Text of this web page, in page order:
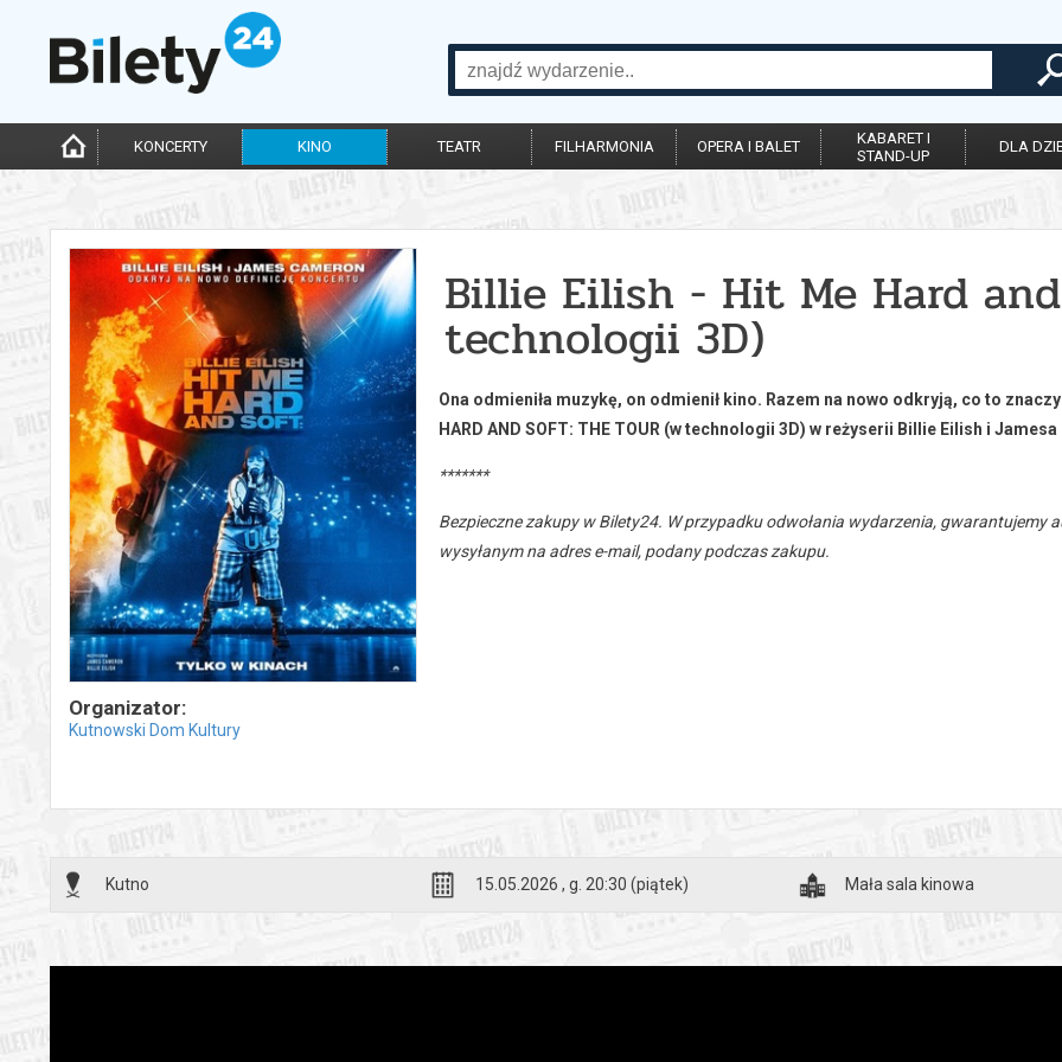
KONCERTY KINO TEATR FILHARMONIA OPERA I BALET
KABARET I
STAND-UP
DLA
Organizator:
Kutnowski Dom Kultury
Billie Eilish - Hit Me Hard
technologii 3D)
Ona odmieniła muzykę, on odmienił kino. Razem na nowo odkryją, co to
HARD AND SOFT: THE TOUR (w technologii 3D) w reżyserii Billie Eilish i
*******
Bezpieczne zakupy w Bilety24. W przypadku odwołania wydarzenia,
wysyłanym na adres e-mail, podany podczas zakupu.
Kutno 15.05.2026 , g. 20:30 (piątek) Mała sala kinowa